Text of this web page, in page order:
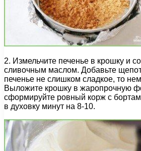
2. Измельчите печенье в крошку и
сливочным маслом. Добавьте
печенье не слишком сладкое, то
Выложите крошку в жаропрочную
сформируйте ровный корж с
в духовку минут на 8-10.